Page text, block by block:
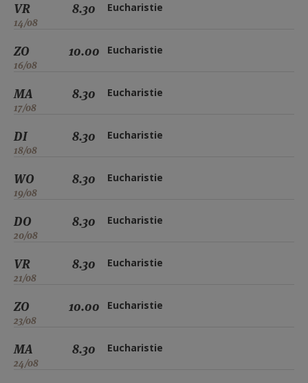
VR
14/08
8.30 Eucharistie
ZO
16/08
10.00 Eucharistie
MA
17/08
8.30 Eucharistie
DI
18/08
8.30 Eucharistie
WO
19/08
8.30 Eucharistie
DO
20/08
8.30 Eucharistie
VR
21/08
8.30 Eucharistie
ZO
23/08
10.00 Eucharistie
MA
24/08
8.30 Eucharistie